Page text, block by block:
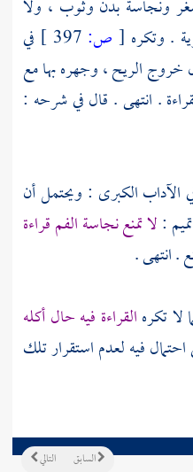
ونجاسة بدن وثوب ، ولا
. وتكره [ ص:
في
خروج الريح ، وجهره بها مع
. انتهى . قال في شرحه :
الآداب الكبرى : ويحتمل أن
:لا تمنع نجاسة الفم قراءة
. انتهى .
لا تكرهالقراءة فيه حال أكله
فيه لعدم استقرار تلك
التالي السابق